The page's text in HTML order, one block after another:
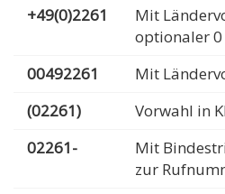
+49(0)2261
Mit
optionaler 0
00492261
Mit
(02261)
Vorwahl in
02261-
Mit
zur